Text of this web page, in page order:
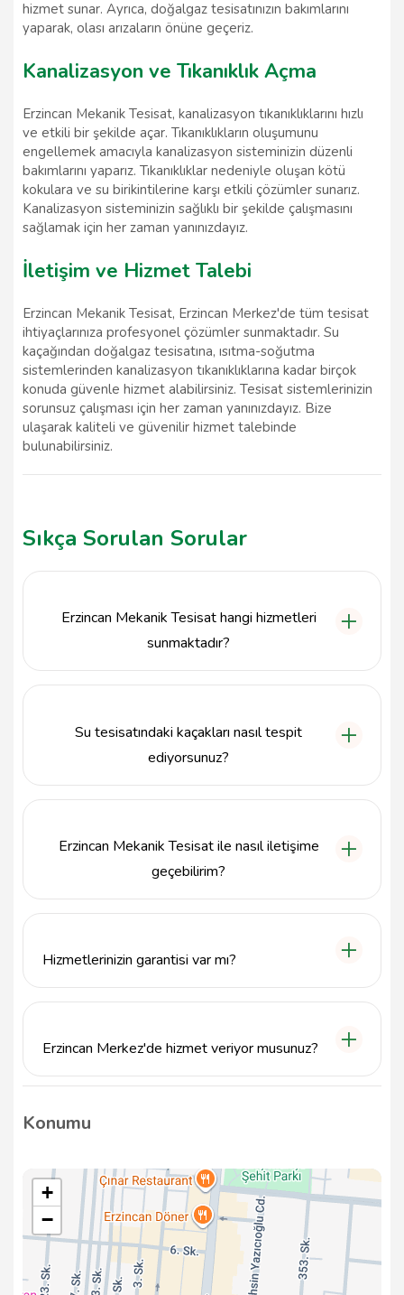
hizmet sunar. Ayrıca, doğalgaz tesisatınızın bakımlarını
yaparak, olası arızaların önüne geçeriz.
Kanalizasyon ve Tıkanıklık Açma
Erzincan Mekanik Tesisat, kanalizasyon tıkanıklıklarını hızlı
ve etkili bir şekilde açar. Tıkanıklıkların oluşumunu
engellemek amacıyla kanalizasyon sisteminizin düzenli
bakımlarını yaparız. Tıkanıklıklar nedeniyle oluşan kötü
kokulara ve su birikintilerine karşı etkili çözümler sunarız.
Kanalizasyon sisteminizin sağlıklı bir şekilde çalışmasını
sağlamak için her zaman yanınızdayız.
İletişim ve Hizmet Talebi
Erzincan Mekanik Tesisat, Erzincan Merkez'de tüm tesisat
ihtiyaçlarınıza profesyonel çözümler sunmaktadır. Su
kaçağından doğalgaz tesisatına, ısıtma-soğutma
sistemlerinden kanalizasyon tıkanıklıklarına kadar birçok
konuda güvenle hizmet alabilirsiniz. Tesisat sistemlerinizin
sorunsuz çalışması için her zaman yanınızdayız. Bize
ulaşarak kaliteli ve güvenilir hizmet talebinde
bulunabilirsiniz.
Sıkça Sorulan Sorular
Erzincan Mekanik Tesisat hangi hizmetleri
sunmaktadır?
Su tesisatındaki kaçakları nasıl tespit
ediyorsunuz?
Erzincan Mekanik Tesisat ile nasıl iletişime
geçebilirim?
Hizmetlerinizin garantisi var mı?
Erzincan Merkez'de hizmet veriyor musunuz?
Evet, Erzincan Mekanik Tesisat olarak Erzincan
Konumu
+
−